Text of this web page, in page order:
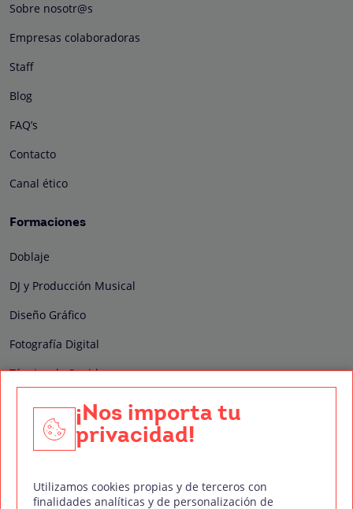
Sobre nosotr@s
Empresas colaboradoras
Staff
Blog
FAQ’s
Contacto
Canal ético
Formaciones
Doblaje
DJ y Producción Musical
Diseño Gráfico
Fotografía Digital
Técnico de Sonido
Edición y Postproducción de Vídeo
Nuestros sellos de calidad
¡Nos importa tu
privacidad!
Utilizamos cookies propias y de terceros con
finalidades analíticas y de personalización de